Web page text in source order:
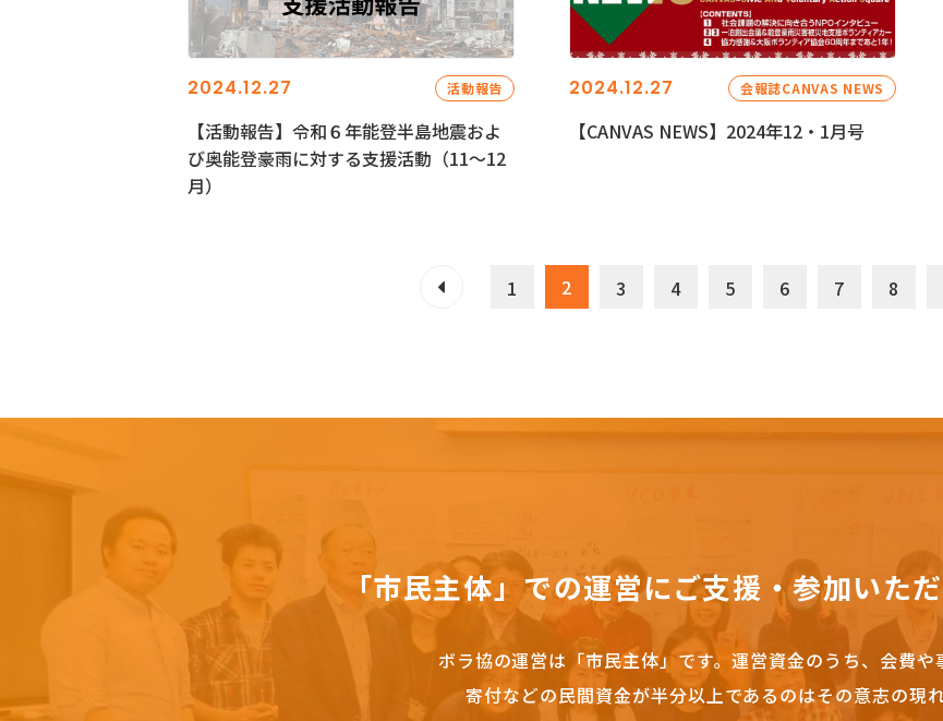
2024.12.27 活動報告
【活動報告】令和６年能登半島地震およ
び奥能登豪雨に対する支援活動（11〜12
月）
2024.12.27 会報誌CANVAS NEWS
【CANVAS NEWS】2024年12・1月号
1 2 3 4 5 6 7 8
「市民主体」での運営にご支援・参加いた
ボラ協の運営は「市民主体」です。 運営資金のうち、会費や
寄付などの民間資金が半分以上であるのはその意志の現れ